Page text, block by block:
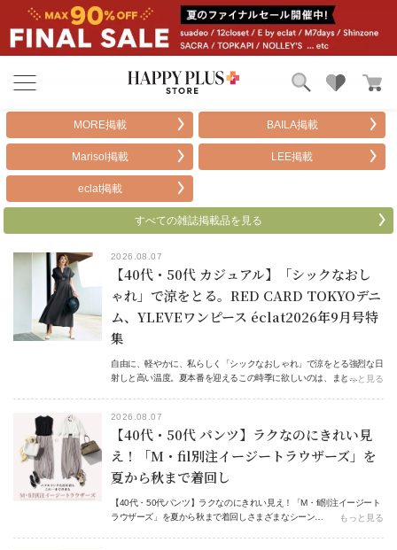
雑誌掲載アイテム
お気に入り
MORE掲載 BAILA掲載
Marisol掲載 LEE掲載
eclat掲載
すべての雑誌掲載品を見る
2026.08.07
【40代・50代 カジュアル】「シックなおし
ゃれ」で涼をとる。RED CARD TOKYOデニ
ム、YLEVEワンピース éclat2026年9月号特
集
自由に、軽やかに、私らしく「シックなおしゃれ」で涼をとる強烈な日
射しと高い温度。夏本番を迎えるこの時季に欲しいのは、まと…もっと見る
2026.08.07
【40代・50代 パンツ】ラクなのにきれい見
え！「M・fil別注イージートラウザーズ」を
夏から秋まで着回し
【40代・50代パンツ】ラクなのにきれい見え！「M・fil別注イージート
ラウザーズ」を夏から秋まで着回しさまざまなシーン…
もっと見る